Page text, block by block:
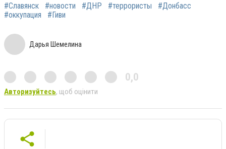
#Славянск #новости #ДНР #террористы
#Донбасс
#оккупация
#Гиви
Дарья Шемелина
0,0
Авторизуйтесь, щоб оцінити